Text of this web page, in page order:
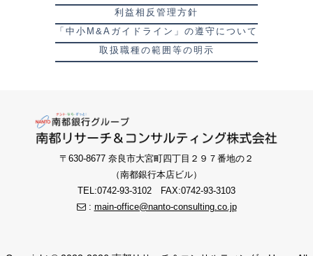
利益相反管理方針
「中小M&Aガイドライン」の遵守について
取扱職種の範囲等の明示
〒630-8677 奈良市大宮町四丁目２９７番地の２
（南都銀行本店ビル）
TEL:0742-93-3102 FAX:0742-93-3103
: main-office@nanto-consulting.co.jp